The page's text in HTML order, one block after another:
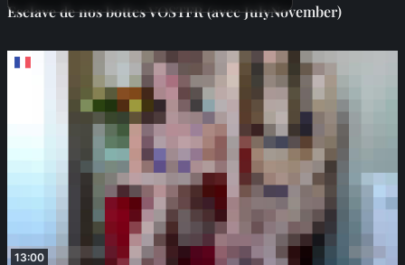
Esclave de nos bottes VOSTFR (avec JulyNovember)
13:00